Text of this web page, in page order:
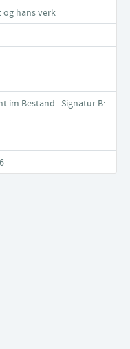
og hans verk
im Bestand Signatur B: